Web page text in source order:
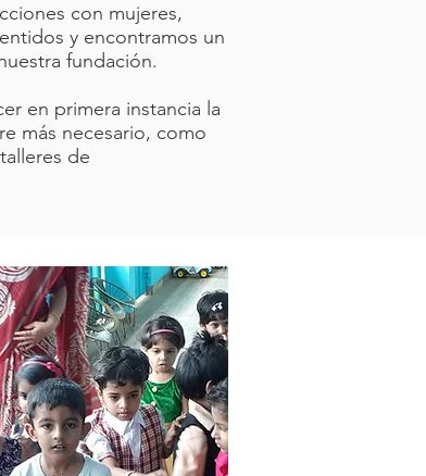
con mujeres,
y encontramos un
fundación.
en primera instancia la
más necesario, como
de